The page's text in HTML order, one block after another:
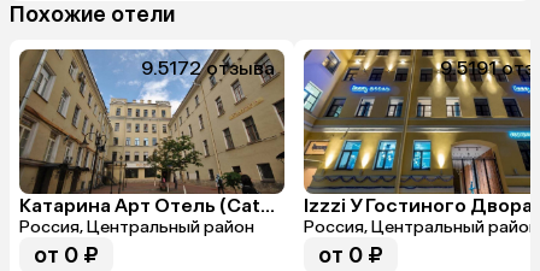
Похожие отели
9.5172 отзыва
Катарина Арт Отель (Catherine Art Hotel)
Россия, Центральный район
от 0 ₽
9.5191
Izzzi У Гостиного Двора
Россия, Центральный район
от 0 ₽